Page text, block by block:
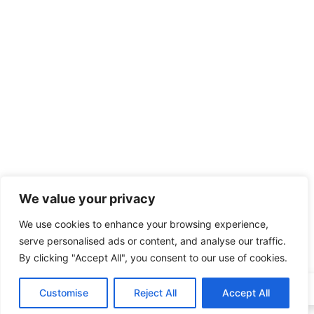
We value your privacy
We use cookies to enhance your browsing experience,
serve personalised ads or content, and analyse our traffic.
By clicking "Accept All", you consent to our use of cookies.
Customise Reject All Accept All